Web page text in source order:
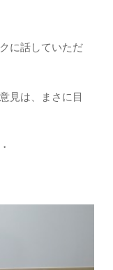
に話していただ
見は、まさに目